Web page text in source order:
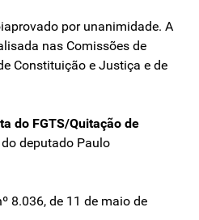
por unanimidade. A
nas Comissões de
Constituição e Justiça e de
do FGTS/Quitação de
deputado Paulo
8.036, de 11 de maio de